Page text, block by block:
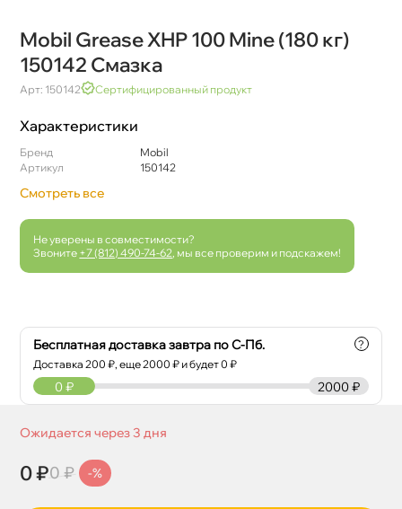
Mobil Grease XHP 100 Mine (180 кг)
150142 Смазка
Арт: 150142 Сертифицированный продукт
Характеристики
Бренд
Mobil
Артикул
150142
Смотреть все
Не уверены в совместимости?
Звоните +7 (812) 490-74-62 , мы все проверим и подскажем!
Бесплатная доставка завтра по С-Пб.
Доставка200 ₽, еще2000 ₽ и будет 0 ₽
?
2000 ₽
0 ₽
Ожидается через 3 дня
0 ₽0 ₽ -%